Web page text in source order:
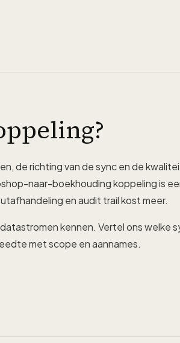
de richting van de sync en de
naar-boekhouding koppeling is
en audit trail kost meer.
kennen. Vertel ons welke
met scope en aannames.